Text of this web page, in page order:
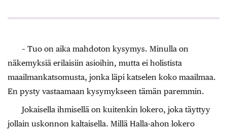
– Tuo on aika mahdoton kysymys. Minulla on
näkemyksiä erilaisiin asioihin, mutta ei holistista
maailmankatsomusta, jonka läpi katselen koko maailmaa.
En pysty vastaamaan kysymykseen tämän paremmin.
Jokaisella ihmisellä on kuitenkin lokero, joka täyttyy
jollain uskonnon kaltaisella. Millä Halla-ahon lokero